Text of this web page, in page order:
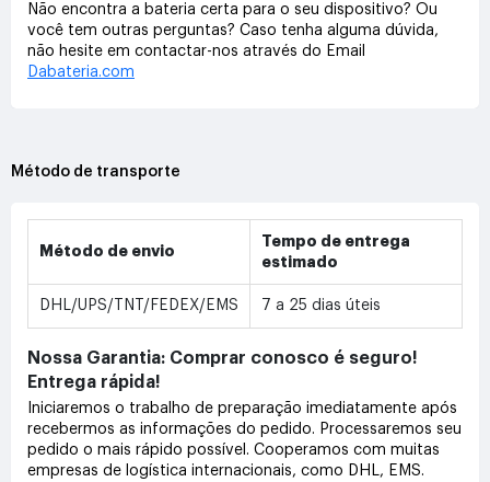
Não encontra a bateria certa para o seu dispositivo? Ou
você tem outras perguntas? Caso tenha alguma dúvida,
não hesite em contactar-nos através do Email
Dabateria.com
Método de transporte
Método de envio
Tempo de entrega
estimado
DHL/UPS/TNT/FEDEX/EMS 7 a 25 dias úteis
Nossa Garantia: Comprar conosco é seguro!
Entrega rápida!
Iniciaremos o trabalho de preparação imediatamente após
recebermos as informações do pedido. Processaremos seu
pedido o mais rápido possível. Cooperamos com muitas
empresas de logística internacionais, como DHL, EMS.